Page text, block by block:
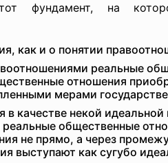
фундамент, на
как и о понятии
реальные
отношения
мерами
качестве некой
общественные
не прямо, а через
выступают как сугубо